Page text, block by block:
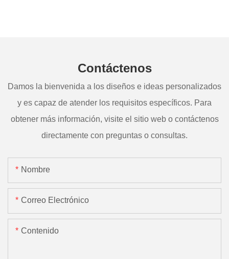
Contáctenos
Damos la bienvenida a los diseños e ideas personalizados
y es capaz de atender los requisitos específicos. Para
obtener más información, visite el sitio web o contáctenos
directamente con preguntas o consultas.
Nombre
Correo Electrónico
Contenido